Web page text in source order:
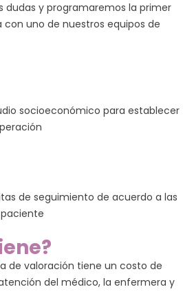
dudas y programaremos la primer
con uno de nuestros equipos de
socioeconómico para establecer
de seguimiento de acuerdo a las
de valoración tiene un costo de
del médico, la enfermera y